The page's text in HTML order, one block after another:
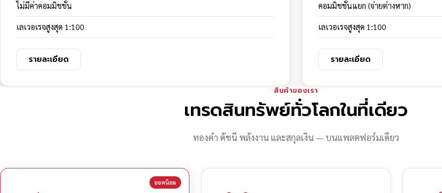
ไม่มีค่าคอมมิชชั่น
เลเวอเรจสูงสุด 1:100
รายละเอียด
คอมมิชชั่นแยก (จ่ายต่างหาก)
เลเวอเรจสูงสุด 1:100
รายละเอียด
สินค้าของเรา
เทรดสินทรัพย์ทั่วโลกในที่เดียว
ทองคำ ดัชนี พลังงาน และสกุลเงิน — บนแพลตฟอร์มเดียว
ยอดนิยม